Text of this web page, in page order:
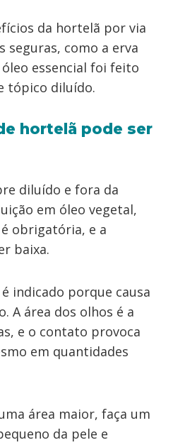
da hortelã por via
seguras, como a erva
essencial foi feito
tópico diluído.
hortelã pode ser
diluído e fora da
em óleo vegetal,
obrigatória, e a
baixa.
indicado porque causa
A área dos olhos é a
e o contato provoca
em quantidades
área maior, faça um
da pele e